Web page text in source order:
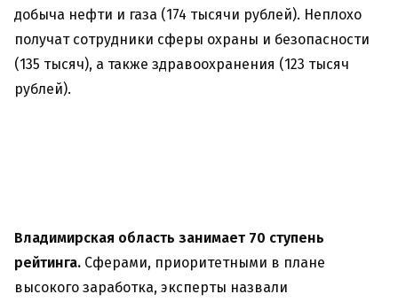
добыча нефти и газа (174 тысячи рублей). Неплохо
получат сотрудники сферы охраны и безопасности
(135 тысяч), а также здравоохранения (123 тысяч
рублей).
Владимирская область занимает 70 ступень
рейтинга. Сферами, приоритетными в плане
высокого заработка, эксперты назвали